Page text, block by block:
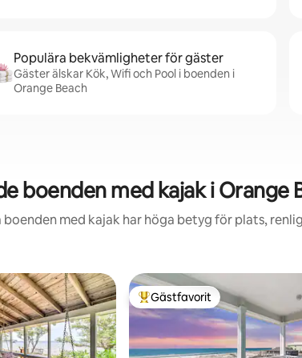
Populära bekvämligheter för gäster
Gäster älskar Kök, Wifi och Pool i boenden i
Orange Beach
boenden med kajak i Orange
boenden med kajak har höga betyg för plats,
Populär gästfavorit
Gästfavorit